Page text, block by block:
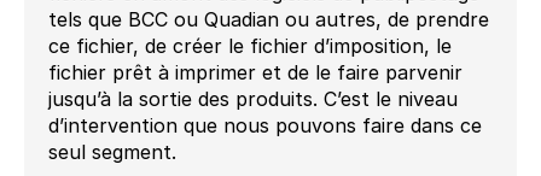
tels que BCC ou Quadian ou autres, de prendre
ce fichier, de créer le fichier d’imposition, le
fichier prêt à imprimer et de le faire parvenir
jusqu’à la sortie des produits. C’est le niveau
d’intervention que nous pouvons faire dans ce
seul segment.